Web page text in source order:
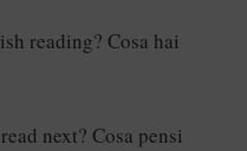
reading? Cosa hai
next? Cosa pensi